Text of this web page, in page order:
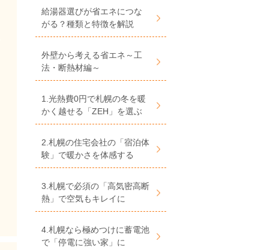
給湯器選びが省エネにつな
がる？種類と特徴を解説
外壁から考える省エネ～工
法・断熱材編～
1.光熱費0円で札幌の冬を暖
かく越せる「ZEH」を選ぶ
2.札幌の住宅会社の「宿泊体
験」で暖かさを体感する
3.札幌で必須の「高気密高断
熱」で空気もキレイに
4.札幌なら極めつけに蓄電池
で「停電に強い家」に